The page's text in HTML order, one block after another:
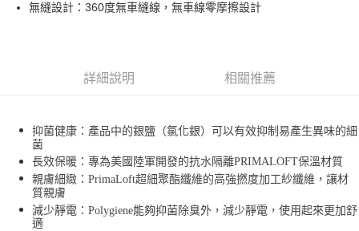
無縫設計：360度無車縫線，無車線零摩擦設計
詳細說明 相關推薦
抑菌健康：產品中的銀鹽（氯化銀）可以有效抑制易產生異味的細
菌
長效保暖：專為美國陸軍開發的抗水隔離PRIMALOFT保溫材質
親膚細緻：PrimaLoft超細聚酯纖維的高強撚度加工紗纖維，讓材
質親膚
減少靜電：Polygiene能夠抑菌除臭外，減少靜電，使用起來更加舒
適